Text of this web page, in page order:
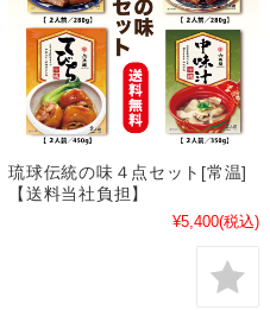
琉球伝統の味４点セット[常温]
【送料当社負担】
¥5,400(税込)